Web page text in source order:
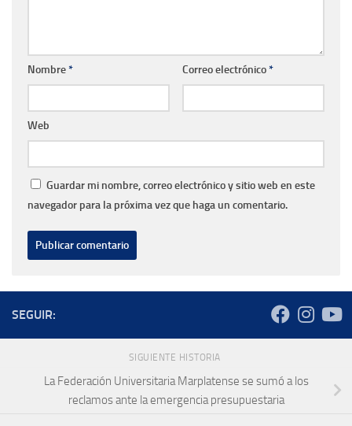
Nombre* Correo electrónico*
Web
Guardar mi nombre, correo electrónico y sitio web en este
navegador para la próxima vez que haga un comentario.
SEGUIR:
SIGUIENTE HISTORIA
La Federación Universitaria Marplatense se sumó a los
reclamos ante la emergencia presupuestaria